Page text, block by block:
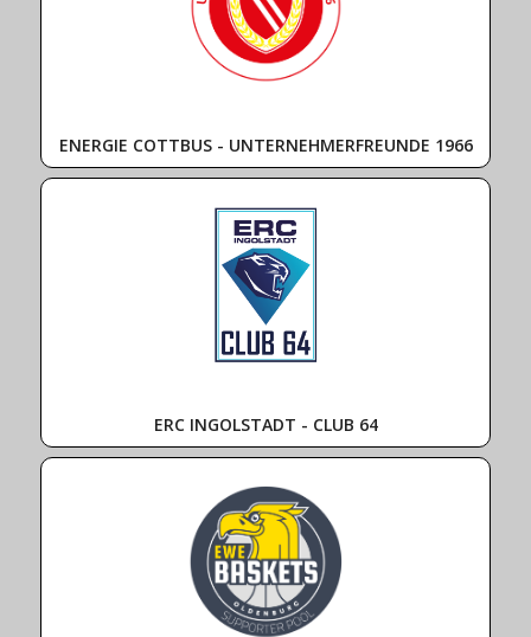
ENERGIE COTTBUS - UNTERNEHMERFREUNDE 1966
ERC INGOLSTADT - CLUB 64